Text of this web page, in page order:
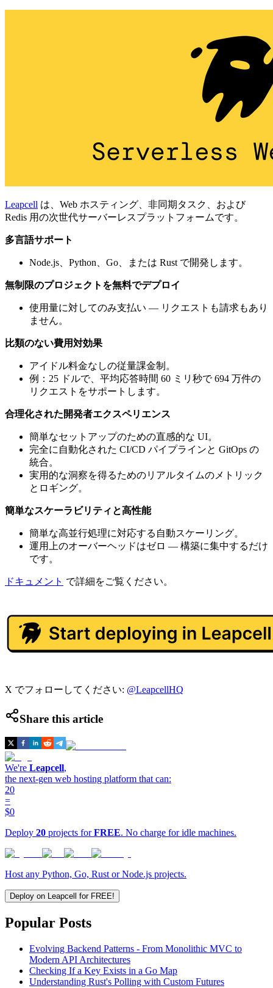
Leapcell は、Web ホスティング、非同期タスク、および
Redis 用の次世代サーバーレスプラットフォームです。
多言語サポート
Node.js、Python、Go、または Rust で開発します。
無制限のプロジェクトを無料でデプロイ
使用量に対してのみ支払い — リクエストも請求もあり
ません。
比類のない費用対効果
アイドル料金なしの従量課金制。
例：25 ドルで、平均応答時間 60 ミリ秒で 694 万件の
リクエストをサポートします。
合理化された開発者エクスペリエンス
簡単なセットアップのための直感的な UI。
完全に自動化された CI/CD パイプラインと GitOps の
統合。
実用的な洞察を得るためのリアルタイムのメトリック
とロギング。
簡単なスケーラビリティと高性能
簡単な高並行処理に対応する自動スケーリング。
運用上のオーバーヘッドはゼロ — 構築に集中するだけ
です。
ドキュメント で詳細をご覧ください。
X でフォローしてください: @LeapcellHQ
Share this article
We're Leapcell,
the next-gen web hosting platform that can:
20
=
$0
Deploy 20 projects forFREE. No charge for idle machines.
Host any Python, Go, Rust or Node.js projects.
Deploy on Leapcell for FREE!
Popular Posts
Evolving Backend Patterns - From Monolithic MVC to
Modern API Architectures
Checking If a Key Exists in a Go Map
Understanding Rust's Polling with Custom Futures